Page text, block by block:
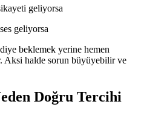
geliyorsa
geliyorsa
beklemek yerine hemen
Aksi halde sorun büyüyebilir ve
Doğru Tercihi